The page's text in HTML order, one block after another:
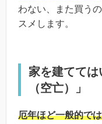
わない、また買う
スメします。
家を建てて
（空亡）」
厄年ほど一般的で